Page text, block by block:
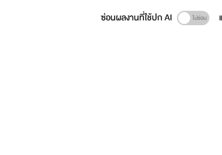
ซ่อนผลงานที่ใช้ปก AI